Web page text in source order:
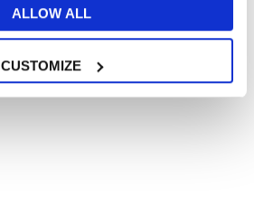
ALLOW ALL
CUSTOMIZE